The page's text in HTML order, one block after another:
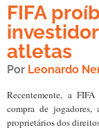
FIFA
atletas
Por Leonardo
Recentemente, a
compra de
proprietários dos